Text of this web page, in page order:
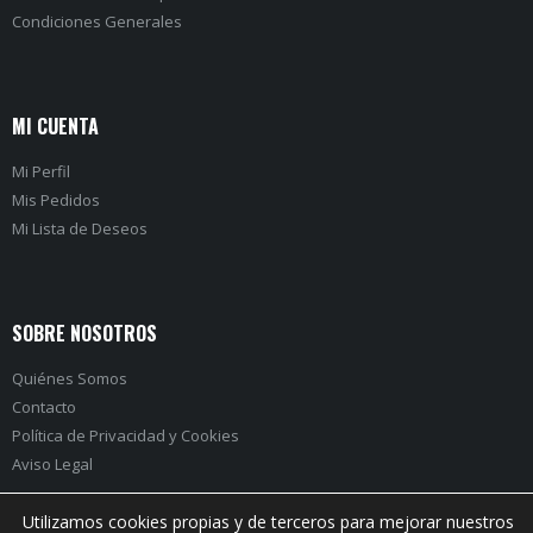
Condiciones Generales
MI CUENTA
Mi Perfil
Mis Pedidos
Mi Lista de Deseos
SOBRE NOSOTROS
Quiénes Somos
Contacto
Política de Privacidad y Cookies
Aviso Legal
Utilizamos cookies propias y de terceros para mejorar nuestros